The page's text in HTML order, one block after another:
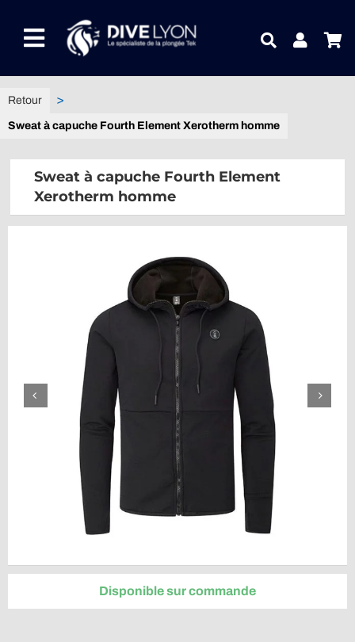
contenuToggle
Navigation
NOTRE UNIVERS PRODUITS
CONTACTEZ-NOUS
Sweat à capuche Fourth Element Xerotherm homme
Sweat à capuche Fourth Element
Xerotherm homme
Disponible sur commande